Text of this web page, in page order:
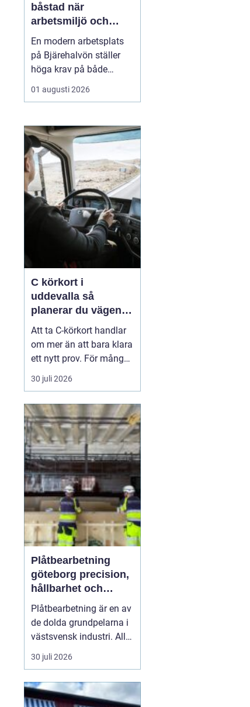
båstad när
arbetsmiljö och
specialistkunskap
möts
En modern arbetsplats
på Bjärehalvön ställer
höga krav på både
ledning och
medarbetare. Tempot är
breda och gränsen
mellan jobb och privatliv
blir ibland suddig.
Samtidigt förväntas
hållbara prestationer
över tid. I den verkligh...
01 augusti 2026
C körkort i
uddevalla så
planerar du vägen
mot tung lastbil
Att ta C-körkort handlar
om mer än att bara klara
ett nytt prov. För många
betyder det en chans till
ett nytt yrke, en starkare
arbetsmarknaden eller
en naturlig utveckling i
ett jobb inom transport
och logistik. I Uddevalla
finns goda mö...
30 juli 2026
Plåtbearbetning
göteborg precision,
hållbarhet och
smarta lösningar
Plåtbearbetning är en av
de dolda grundpelarna i
västsvensk industri. Allt
från marina
anläggningar längs
maskiner, räcken i
30 juli 2026